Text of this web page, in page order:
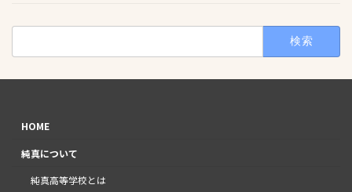
HOME
純真について
純真高等学校とは